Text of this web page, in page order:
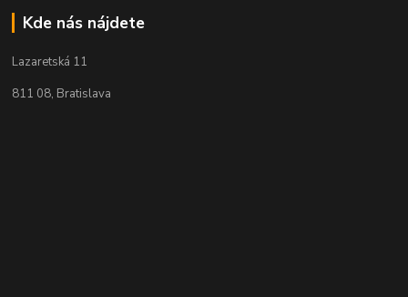
Kde nás nájdete
Lazaretská 11
811 08, Bratislava